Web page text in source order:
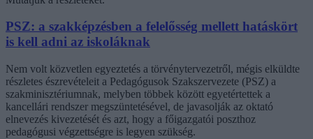
PSZ: a szakképzésben a felelősség mellett hatáskört
is kell adni az iskoláknak
Nem volt közvetlen egyeztetés a törvénytervezetről, mégis elküldte
részletes észrevételeit a Pedagógusok Szakszervezete (PSZ) a
szakminisztériumnak, melyben többek között egyetértettek a
kancellári rendszer megszüntetésével, de javasolják az oktató
elnevezés kivezetését és azt, hogy a főigazgatói poszthoz
pedagógusi végzettségre is legyen szükség.